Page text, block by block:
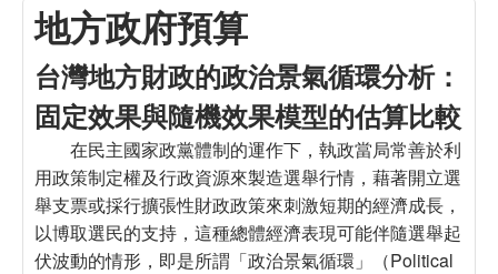
地方政府預算
台灣地方財政的政治景氣循環分析：
固定效果與隨機效果模型的估算比較
在民主國家政黨體制的運作下，執政當局常善於利
用政策制定權及行政資源來製造選舉行情，藉著開立選
舉支票或採行擴張性財政政策來刺激短期的經濟成長，
以博取選民的支持，這種總體經濟表現可能伴隨選舉起
伏波動的情形，即是所謂「政治景氣循環」（Political